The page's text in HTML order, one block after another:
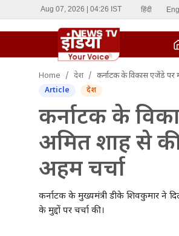
Aug 07, 2026 | 04:26 IST हिंदी
LIVE TV
Home देश कर्नाटक के विकास एजेंडे पर मंथन: सीएम शिवकुमार ने अमित शाह से की
Article देश
कर्नाटक के
अमित शाह से
अहम चर्चा
कर्नाटक के मुख्यमंत्री डीके शिवकुमार ने
के मुद्दों पर चर्चा की।